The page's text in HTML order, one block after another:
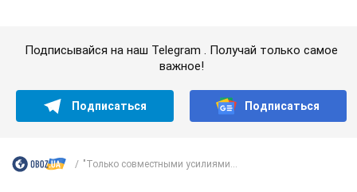
Подписывайся на наш Telegram . Получай только самое
важное!
Подписаться Подписаться
"Только совместными усилиями...